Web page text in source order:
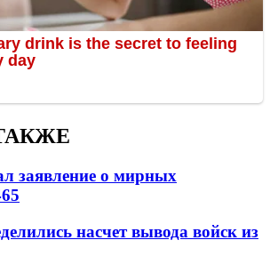
заявление о мирных
насчет вывода войск из